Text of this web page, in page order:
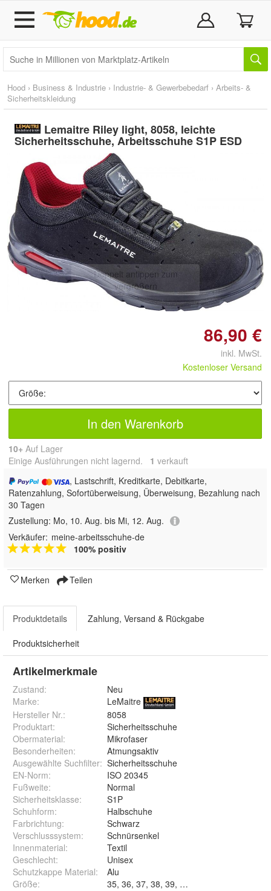
Hood › Business & Industrie › Industrie- & Gewerbebedarf › Arbeits- &
Sicherheitskleidung
Lemaitre Riley light, 8058, leichte
Sicherheitsschuhe, Arbeitsschuhe S1P ESD
Doppelt antippen zum
vergrößern
86,90 €
inkl. MwSt.
Kostenloser Versand
In den Warenkorb
10+ Auf Lager
Einige Ausführungen nicht lagernd. 1 verkauft
, Lastschrift, Kreditkarte, Debitkarte,
Ratenzahlung, Sofortüberweisung, Überweisung, Bezahlung nach
30 Tagen
Zustellung: Mo, 10. Aug. bis Mi, 12. Aug.
Verkäufer: meine-arbeitsschuhe-de
100% positiv
Merken Teilen
Produktdetails Zahlung, Versand & Rückgabe
Produktsicherheit
Artikelmerkmale
Zustand:
Neu
Marke:
LeMaitre
Hersteller Nr.:
8058
Produktart:
Sicherheitsschuhe
Obermaterial:
Mikrofaser
Besonderheiten:
Atmungsaktiv
Ausgewählte Suchfilter: Sicherheitsschuhe
EN-Norm:
ISO 20345
Fußweite:
Normal
Sicherheitsklasse:
S1P
Schuhform:
Halbschuhe
Farbrichtung:
Schwarz
Verschlusssystem:
Schnürsenkel
Innenmaterial:
Textil
Geschlecht:
Unisex
Schutzkappe Material:
Alu
Größe: